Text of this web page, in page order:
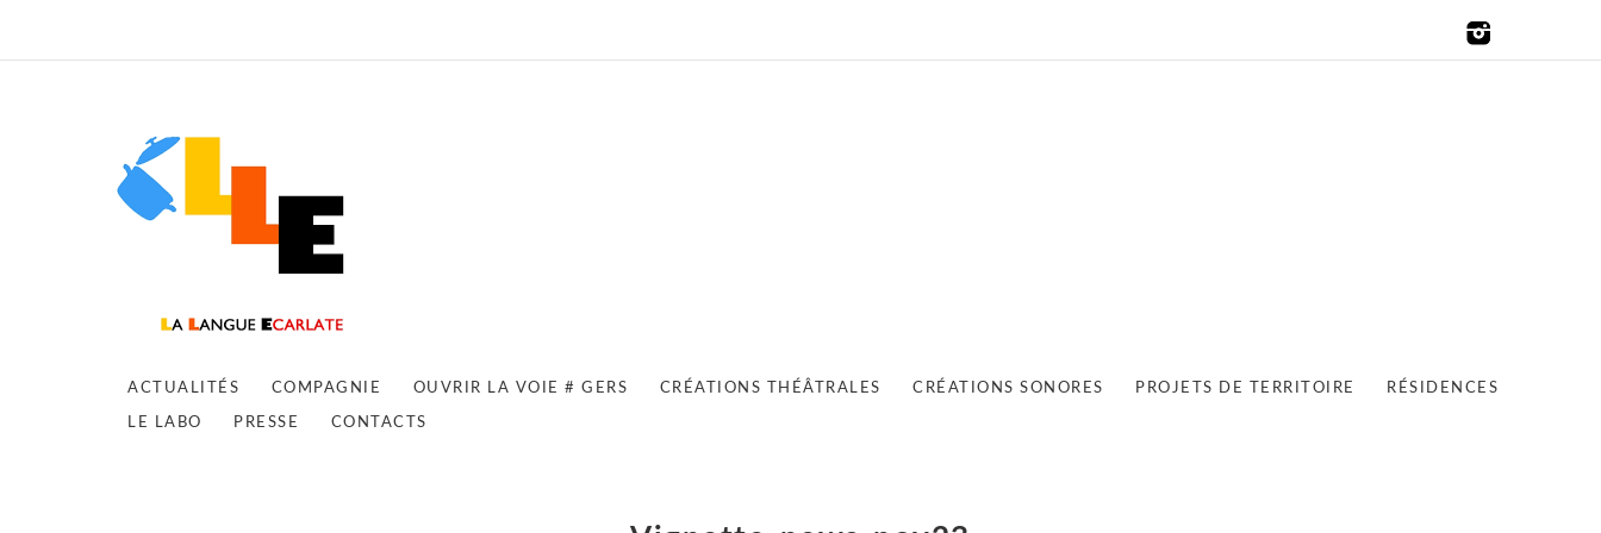
ACTUALITÉS COMPAGNIE OUVRIR LA VOIE # GERS CRÉATIONS THÉÂTRALES CRÉATIONS SONORES PROJETS DE TERRITOIRE RÉSIDENCES
LE LABO PRESSE CONTACTS